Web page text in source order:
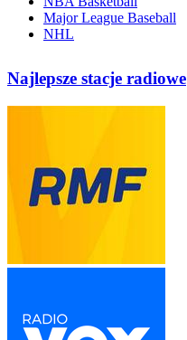
Major League Baseball
NHL
Najlepsze stacje radiowe